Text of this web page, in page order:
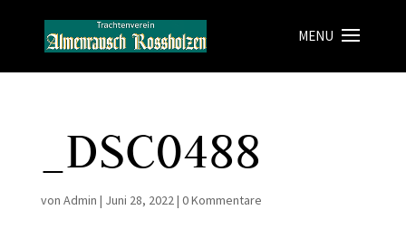
_DSC0488
von Admin | Juni 28, 2022| 0 Kommentare